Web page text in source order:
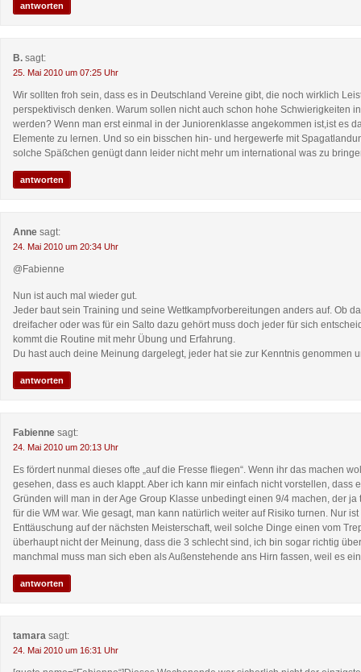
antworten
B. sagt:
25. Mai 2010 um 07:25 Uhr
Wir sollten froh sein, dass es in Deutschland Vereine gibt, die noch wirklich
perspektivisch denken. Warum sollen nicht auch schon hohe Schwierigkeiten
werden? Wenn man erst einmal in der Juniorenklasse angekommen ist,ist es
Elemente zu lernen. Und so ein bisschen hin- und hergewerfe mit
solche Späßchen genügt dann leider nicht mehr um international was zu
antworten
Anne sagt:
24. Mai 2010 um 20:34 Uhr
@Fabienne
Nun ist auch mal wieder gut.
Jeder baut sein Training und seine Wettkampfvorbereitungen anders auf. Ob
dreifacher oder was für ein Salto dazu gehört muss doch jeder für sich
kommt die Routine mit mehr Übung und Erfahrung.
Du hast auch deine Meinung dargelegt, jeder hat sie zur Kenntnis genommen
antworten
Fabienne sagt:
24. Mai 2010 um 20:13 Uhr
Es fördert nunmal dieses ofte „auf die Fresse fliegen“. Wenn ihr das machen
gesehen, dass es auch klappt. Aber ich kann mir einfach nicht vorstellen, dass
Gründen will man in der Age Group Klasse unbedingt einen 9/4 machen, der
für die WM war. Wie gesagt, man kann natürlich weiter auf Risiko turnen. Nur
Enttäuschung auf der nächsten Meisterschaft, weil solche Dinge einen vom
überhaupt nicht der Meinung, dass die 3 schlecht sind, ich bin sogar richtig
manchmal muss man sich eben als Außenstehende ans Hirn fassen, weil es
antworten
tamara sagt:
24. Mai 2010 um 16:31 Uhr